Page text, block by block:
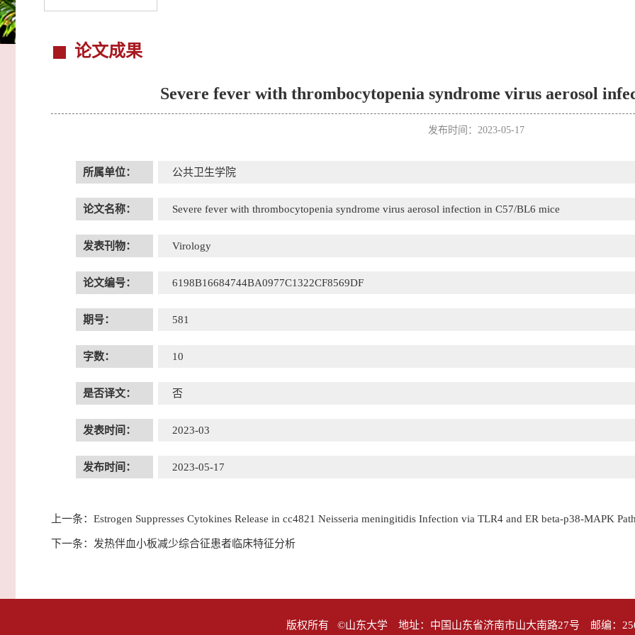
论文成果
Severe fever with thrombocytopenia syndrome virus aerosol
发布时间：2023-05-17
所属单位： 公共卫生学院
论文名称： Severe fever with thrombocytopenia syndrome virus aerosol infection in C57/BL6 mice
发表刊物： Virology
论文编号： 6198B16684744BA0977C1322CF8569DF
期号： 581
字数： 10
是否译文： 否
发表时间： 2023-03
发布时间： 2023-05-17
上一条： Estrogen Suppresses Cytokines Release in cc4821 Neisseria meningitidis Infection via TLR4 and ER beta-p38-MAPK
下一条： 发热伴血小板减少综合征患者临床特征分析
版权所有 ©山东大学 地址：中国山东省济南市山大南路27号 邮编：